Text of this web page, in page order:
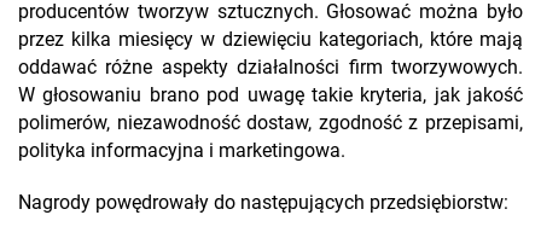
producentów tworzyw sztucznych. Głosować można było
przez kilka miesięcy w dziewięciu kategoriach, które mają
oddawać różne aspekty działalności firm tworzywowych.
W głosowaniu brano pod uwagę takie kryteria, jak jakość
polimerów, niezawodność dostaw, zgodność z przepisami,
polityka informacyjna i marketingowa.
Nagrody powędrowały do następujących przedsiębiorstw: